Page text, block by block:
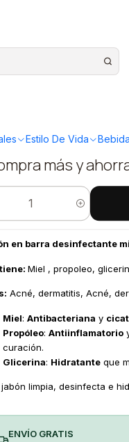
Estilo De Vida
68gr
más y
en barra desinfectante
Miel , propoleo,
Acné, dermatitis, Acné,
Miel: Antibacteriana y
Propóleo: Antiinflamatorio
curación.
Glicerina: Hidratanteque
jabón limpia, desinfecta e
ENVÍO GRATIS